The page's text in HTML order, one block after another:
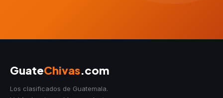
GuateChivas.com
Los clasificados de Guatemala.